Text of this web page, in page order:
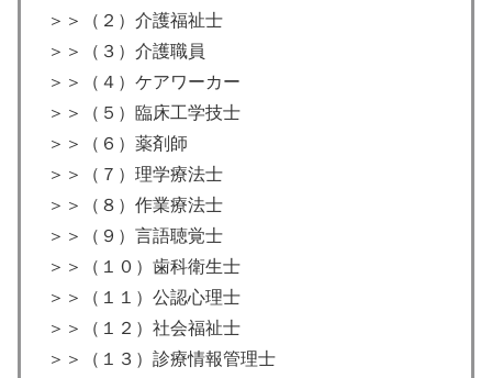
＞＞（２）介護福祉士
＞＞（３）介護職員
＞＞（４）ケアワーカー
＞＞（５）臨床工学技士
＞＞（６）薬剤師
＞＞（７）理学療法士
＞＞（８）作業療法士
＞＞（９）言語聴覚士
＞＞（１０）歯科衛生士
＞＞（１１）公認心理士
＞＞（１２）社会福祉士
＞＞（１３）診療情報管理士